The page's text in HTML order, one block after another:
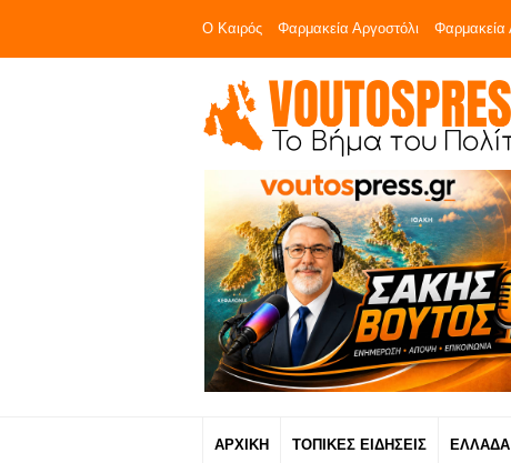
Ο Καιρός Φαρμακεία Αργοστόλι Φαρμακεία
ΑΡΧΙΚΗ ΤΟΠΙΚΕΣ ΕΙΔΗΣΕΙΣ ΕΛΛΑΔΑ